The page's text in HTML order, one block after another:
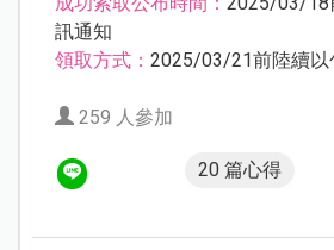
訊通知
領取方式： 2025/03/21前陸續以
259 人參加
20 篇心得